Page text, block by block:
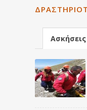
Ασκήσεις